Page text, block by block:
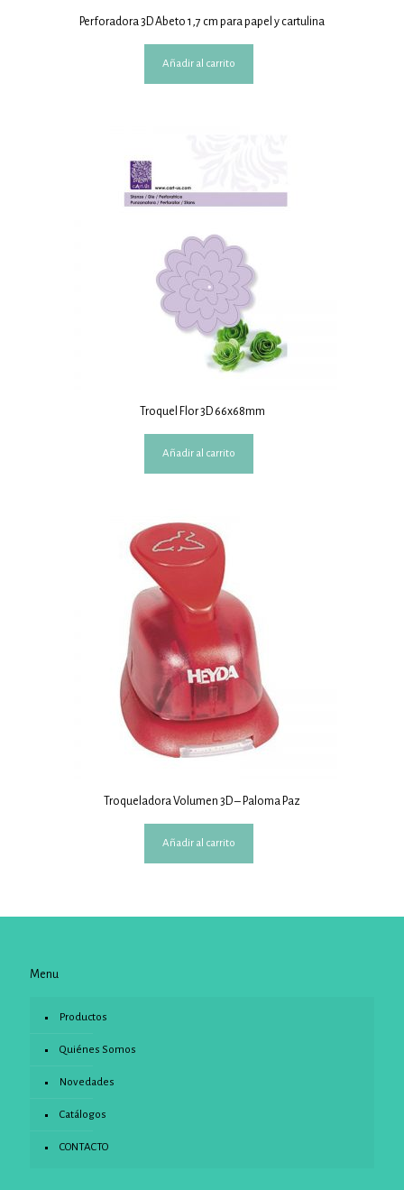
Perforadora 3D Abeto 1,7 cm para papel y cartulina
Añadir al carrito
Troquel Flor 3D 66x68mm
Añadir al carrito
Troqueladora Volumen 3D – Paloma Paz
Añadir al carrito
Menu
Productos
Quiénes Somos
Novedades
Catálogos
CONTACTO